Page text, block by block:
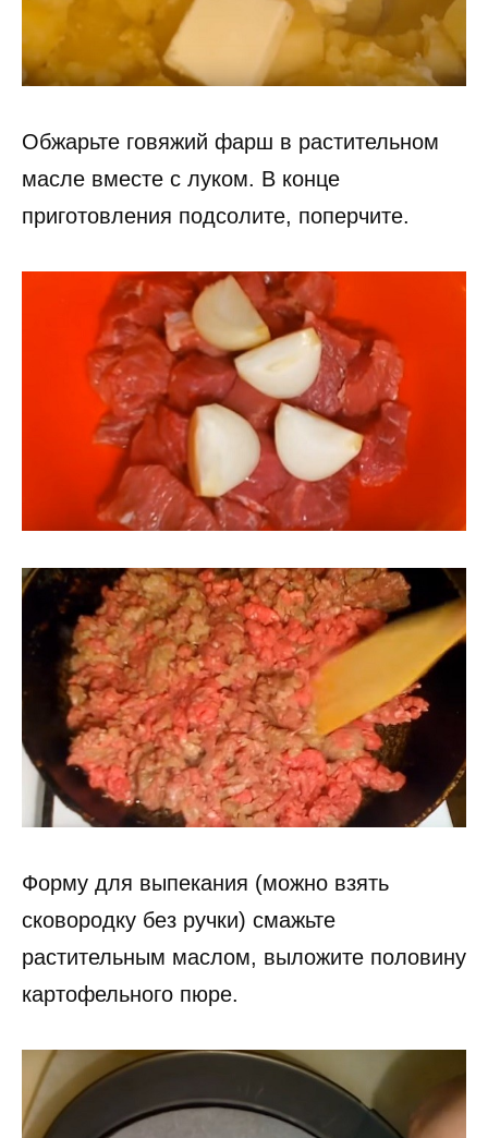
Обжарьте говяжий фарш в растительном
масле вместе с луком. В конце
приготовления подсолите, поперчите.
Форму для выпекания (можно взять
сковородку без ручки) смажьте
растительным маслом, выложите половину
картофельного пюре.